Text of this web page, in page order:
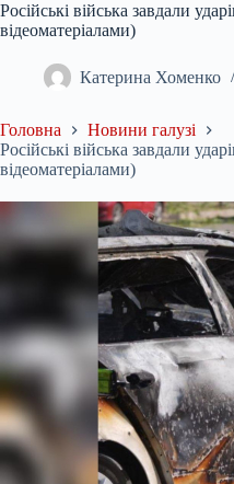
Російські війська завдали
відеоматеріалами)
Катерина Хоменко
Головна
Новини галузі
Російські війська завдали
відеоматеріалами)